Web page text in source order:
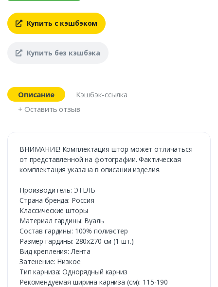
Купить с кэшбэком
Купить без кэшбэка
Описание
Кэшбэк-ссылка
+ Оставить отзыв
ВНИМАНИЕ! Комплектация штор может отличаться
от представленной на фотографии. Фактическая
комплектация указана в описании изделия.
Производитель: ЭТЕЛЬ
Страна бренда: Россия
Классические шторы
Материал гардины: Вуаль
Состав гардины: 100% полиэстер
Размер гардины: 280х270 см (1 шт.)
Вид крепления: Лента
Затенение: Низкое
Тип карниза: Однорядный карниз
Рекомендуемая ширина карниза (см): 115-190